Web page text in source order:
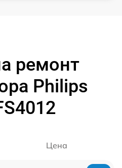
ремонт
Philips
Цена